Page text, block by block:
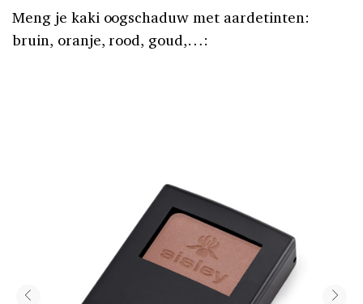
Meng je kaki oogschaduw met aardetinten:
bruin, oranje, rood, goud,…: